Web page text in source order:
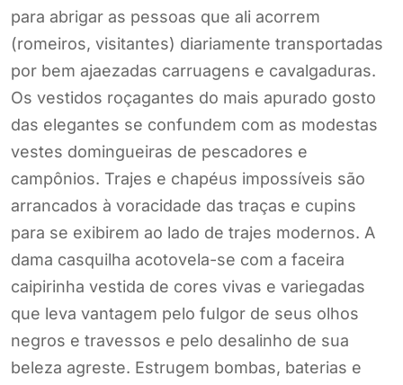
para abrigar as pessoas que ali acorrem
(romeiros, visitantes) diariamente transportadas
por bem ajaezadas carruagens e cavalgaduras.
Os vestidos roçagantes do mais apurado gosto
das elegantes se confundem com as modestas
vestes domingueiras de pescadores e
campônios. Trajes e chapéus impossíveis são
arrancados à voracidade das traças e cupins
para se exibirem ao lado de trajes modernos. A
dama casquilha acotovela-se com a faceira
caipirinha vestida de cores vivas e variegadas
que leva vantagem pelo fulgor de seus olhos
negros e travessos e pelo desalinho de sua
beleza agreste. Estrugem bombas, baterias e